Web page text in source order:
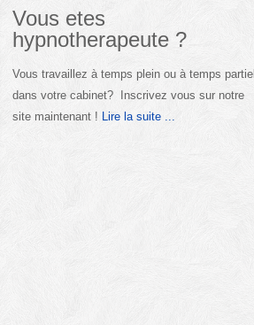
Vous etes
hypnotherapeute ?
Vous travaillez à temps plein ou à temps partiel
dans votre cabinet? Inscrivez vous sur notre
site maintenant ! Lire la suite ...